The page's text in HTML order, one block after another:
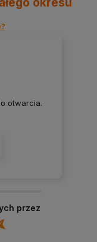
otwarcia.
przez